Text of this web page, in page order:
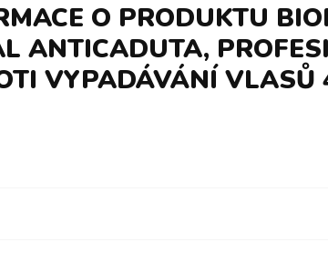
O PRODUKTU
ANTICADUTA,
VYPADÁVÁNÍ VLASŮ